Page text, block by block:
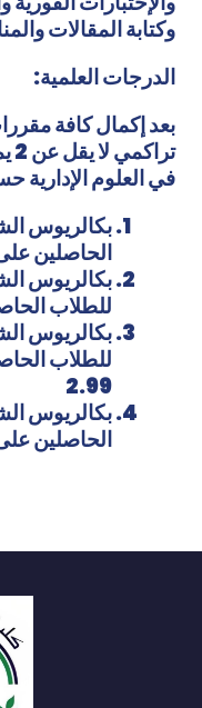
وكتابة المقالات
الدرجات العلمية:
بعد إكمال كافة
في العلوم
بكالريوس
الحاصلين
بكالريوس
للطلاب
بكالريوس
2.99
بكالريوس
الحاصلين على